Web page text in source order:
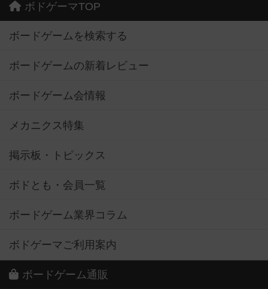
ボドゲーマTOP
ボードゲームを検索する
ボードゲームの新着レビュー
ボードゲーム会情報
メカニクス特集
掲示板・トピックス
ボドとも・会員一覧
ボードゲーム業界コラム
ボドゲーマご利用案内
ボードゲーム通販